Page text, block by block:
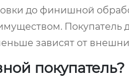
до финишной
Покупатель
зависят от
покупатель?